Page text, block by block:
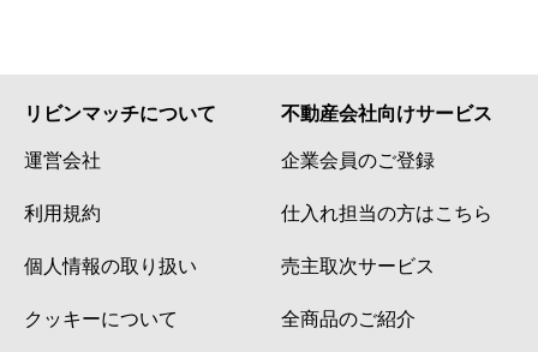
リビンマッチについて
運営会社
利用規約
個人情報の取り扱い
クッキーについて
不動産会社向けサービス
企業会員のご登録
仕入れ担当の方はこちら
売主取次サービス
全商品のご紹介